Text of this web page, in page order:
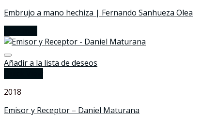
Embrujo a mano hechiza | Fernando Sanhueza Olea
Añadir a la lista de deseos
2018
Emisor y Receptor – Daniel Maturana